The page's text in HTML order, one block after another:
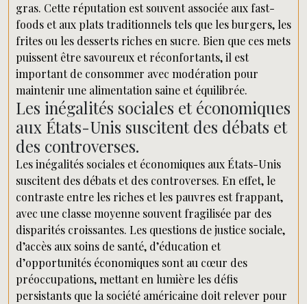
gras. Cette réputation est souvent associée aux fast-
foods et aux plats traditionnels tels que les burgers, les
frites ou les desserts riches en sucre. Bien que ces mets
puissent être savoureux et réconfortants, il est
important de consommer avec modération pour
maintenir une alimentation saine et équilibrée.
Les inégalités sociales et économiques
aux États-Unis suscitent des débats et
des controverses.
Les inégalités sociales et économiques aux États-Unis
suscitent des débats et des controverses. En effet, le
contraste entre les riches et les pauvres est frappant,
avec une classe moyenne souvent fragilisée par des
disparités croissantes. Les questions de justice sociale,
d’accès aux soins de santé, d’éducation et
d’opportunités économiques sont au cœur des
préoccupations, mettant en lumière les défis
persistants que la société américaine doit relever pour